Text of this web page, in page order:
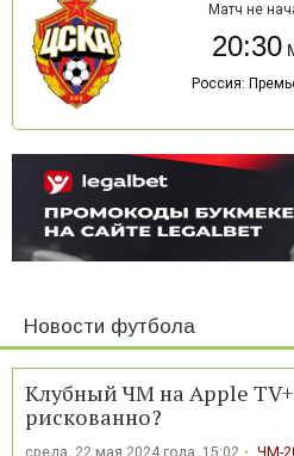
Матч не
20:30
Россия:
Новости футбола
Клубный ЧМ на Apple
рискованно?
среда, 22 мая 2024 года, 15:02 ЧМ-